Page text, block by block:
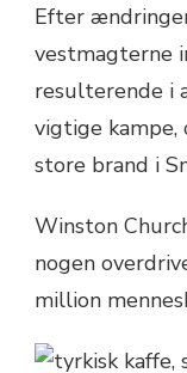
Efter
vestmagterne
resulterende i
vigtige
store brand i
Winston
nogen
million